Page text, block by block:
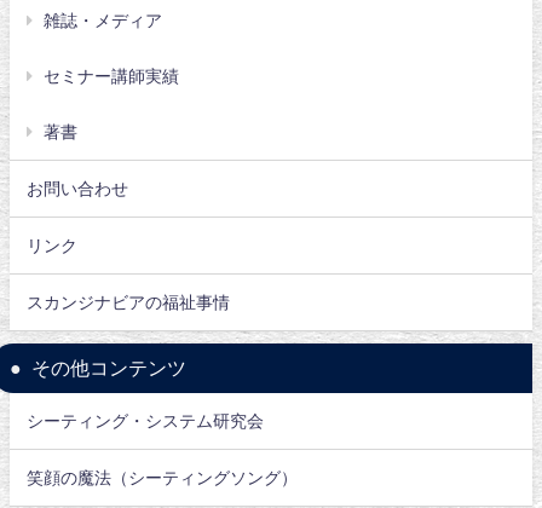
雑誌・メディア
セミナー講師実績
著書
お問い合わせ
リンク
スカンジナビアの福祉事情
その他コンテンツ
シーティング・システム研究会
笑顔の魔法（シーティングソング）